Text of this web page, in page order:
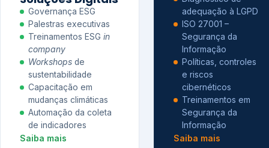
Governança ESG
Palestras executivas
Treinamentos ESG in
company
Workshops de
sustentabilidade
Capacitação em
mudanças climáticas
Automação da coleta
de indicadores
Saiba mais
adequação à LGPD
ISO 27001 –
Segurança da
Informação
Políticas, controles
e riscos
cibernéticos
Treinamentos em
Segurança da
Informação
Saiba mais